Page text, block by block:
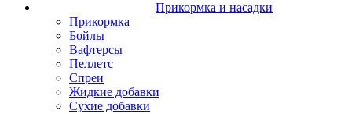
Прикормка и насадки
Прикормка
Бойлы
Вафтерсы
Пеллетс
Спреи
Жидкие добавки
Сухие добавки